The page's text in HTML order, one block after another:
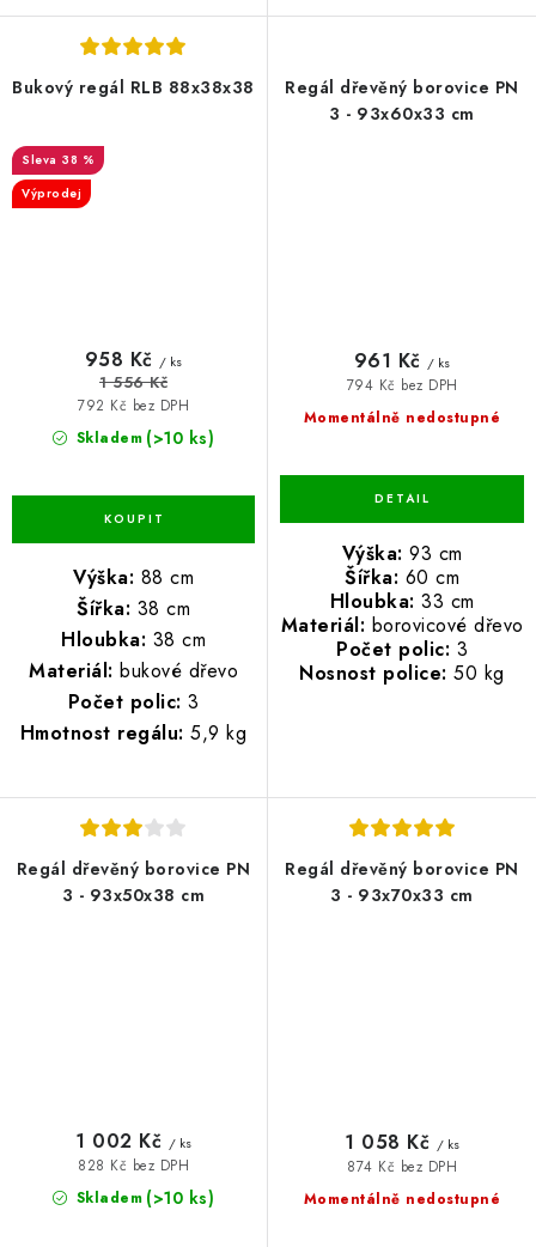
Bukový regál RLB 88x38x38
38 %
Výprodej
Skladem (>10 ks)
792 Kč bez DPH
958 Kč / ks
1 556 Kč
Výška: 88 cm
Šířka: 38 cm
Hloubka: 38 cm
Materiál: bukové dřevo
Počet polic: 3
Hmotnost regálu: 5,9 kg
Regál dřevěný borovice PN
3 - 93x60x33 cm
Momentálně nedostupné
794 Kč bez DPH
961 Kč / ks
Výška: 93 cm
Šířka: 60 cm
Hloubka: 33 cm
Materiál: borovicové dřevo
Počet polic: 3
Nosnost police: 50 kg
Regál dřevěný borovice PN
3 - 93x50x38 cm
Skladem (>10 ks)
828 Kč bez DPH
1 002 Kč / ks
Regál dřevěný borovice PN
3 - 93x70x33 cm
Momentálně nedostupné
874 Kč bez DPH
1 058 Kč / ks